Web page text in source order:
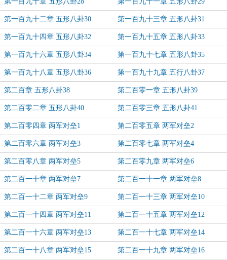
第一百九十二章 五形八卦30 第一百九十三章 五形八卦31
第一百九十四章 五形八卦32 第一百九十五章 五形八卦33
第一百九十六章 五形八卦34 第一百九十七章 五形八卦35
第一百九十八章 五形八卦36 第一百九十九章 五行八卦37
第二百章 五形八卦38 第二百零一章 五形八卦39
第二百零二章 五形八卦40 第二百零三章 五形八卦41
第二百零四章 两军对垒1 第二百零五章 两军对垒2
第二百零六章 两军对垒3 第二百零七章 两军对垒4
第二百零八章 两军对垒5 第二百零九章 两军对垒6
第二百一十章 两军对垒7 第二百一十一章 两军对垒8
第二百一十二章 两军对垒9 第二百一十三章 两军对垒10
第二百一十四章 两军对垒11 第二百一十五章 两军对垒12
第二百一十六章 两军对垒13 第二百一十七章 两军对垒14
第二百一十八章 两军对垒15 第二百一十九章 两军对垒16